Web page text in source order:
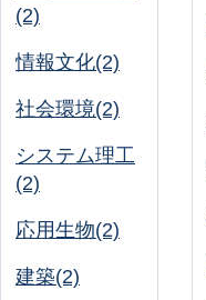
(2)
情報文化(2)
社会環境(2)
システム理工
(2)
応用生物(2)
建築(2)